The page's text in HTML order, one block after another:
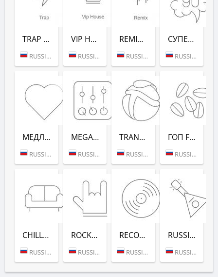
TRAP (РАДИО РЕКОРД)
RUSSIA (MOSCOW)
VIP HOUSE (РАДИО РЕКОРД)
RUSSIA (MOSCOW)
REMIX (РАДИО РЕКОРД)
RUSSIA (MOSCOW)
СУПЕРДИСКОТЕКА 90-Х (РАДИО РЕКОРД)
RUSSIA (MOSCOW)
МЕДЛЯК FM (РАДИО РЕКОРД)
RUSSIA (MOSCOW)
MEGAMIX (РАДИО РЕКОРД)
RUSSIA (MOSCOW)
TRANCEMISSION (РАДИО РЕКОРД)
RUSSIA (MOSCOW)
ГОП FM (РАДИО РЕКОРД)
RUSSIA (MOSCOW)
CHILL-OUT (РАДИО РЕКОРД)
RUSSIA (MOSCOW)
ROCK (РАДИО РЕКОРД)
RUSSIA (MOSCOW)
RECORD DEEP (РАДИО РЕКОРД)
RUSSIA (MOSCOW)
RUSSIAN MIX (РАДИО РЕКОРД)
RUSSIA (MOSCOW)